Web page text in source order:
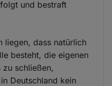
und bestraft
liegen, dass natürlich
besteht, die eigenen
zu schließen,
Deutschland kein